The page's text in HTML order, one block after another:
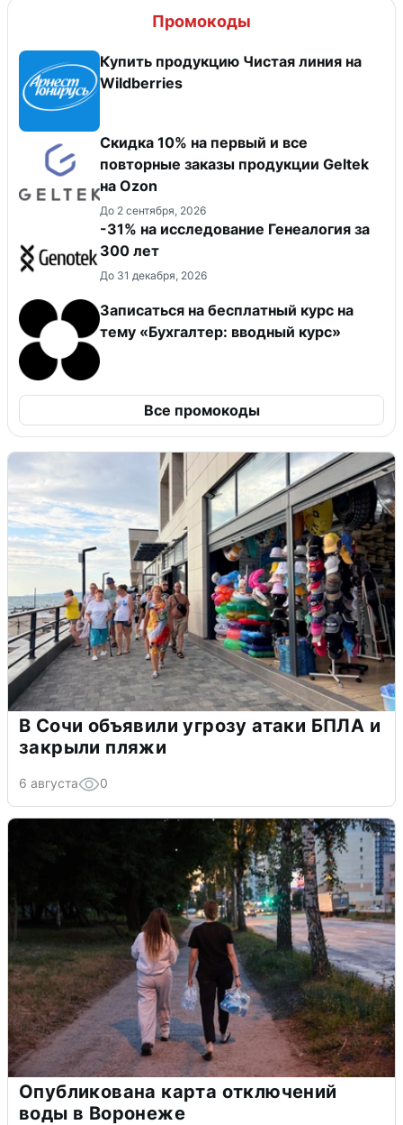
Промокоды
Купить продукцию Чистая линия на
Wildberries
Скидка 10% на первый и все
повторные заказы продукции Geltek
на Ozon
До 2 сентября, 2026
-31% на исследование Генеалогия за
300 лет
До 31 декабря, 2026
Записаться на бесплатный курс на
тему «Бухгалтер: вводный курс»
Все промокоды
В Сочи объявили угрозу атаки БПЛА и
закрыли пляжи
6 августа 0
Опубликована карта отключений
воды в Воронеже